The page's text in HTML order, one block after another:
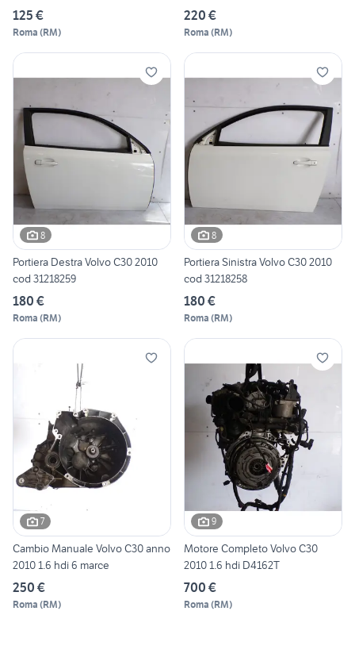
125 €
Roma (RM)
220 €
Roma (RM)
8
Portiera Destra Volvo C30 2010
cod 31218259
180 €
Roma (RM)
8
Portiera Sinistra Volvo C30 2010
cod 31218258
180 €
Roma (RM)
7
Cambio Manuale Volvo C30 anno
2010 1.6 hdi 6 marce
250 €
Roma (RM)
9
Motore Completo Volvo C30
2010 1.6 hdi D4162T
700 €
Roma (RM)